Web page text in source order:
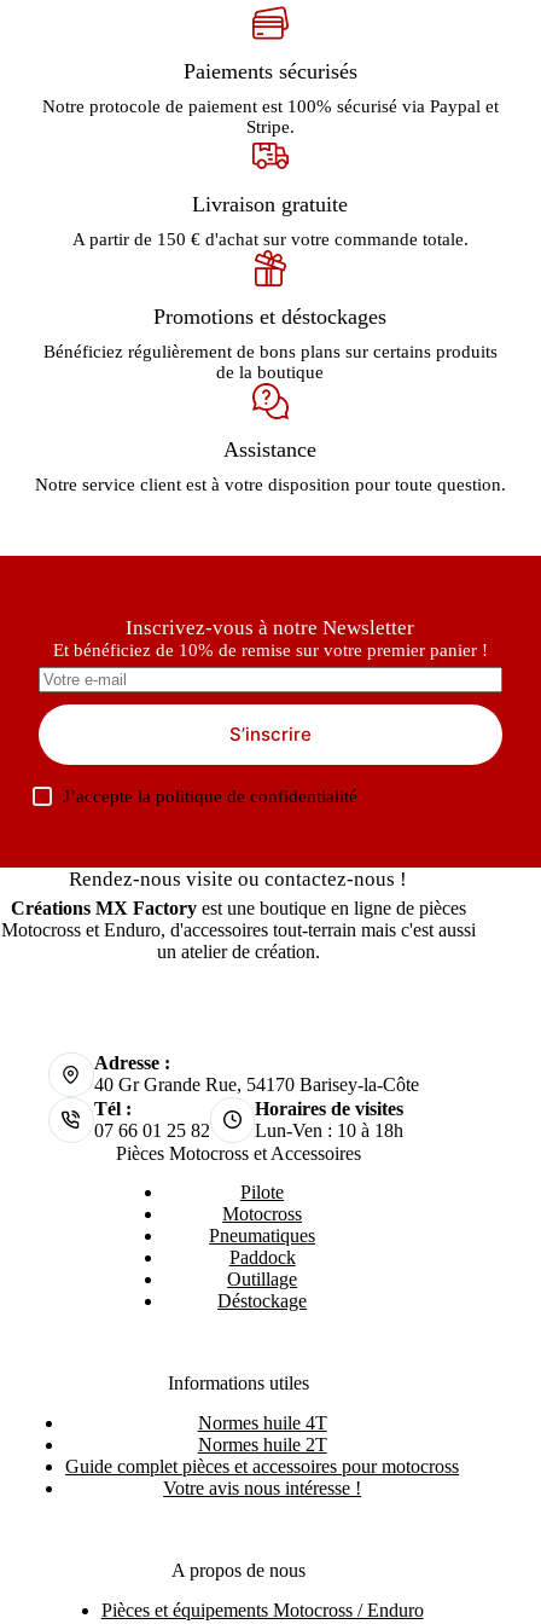
Paiements sécurisés
Notre protocole de paiement est 100% sécurisé via Paypal et
Stripe.
Livraison gratuite
A partir de 150 € d'achat sur votre commande totale.
Promotions et déstockages
Bénéficiez régulièrement de bons plans sur certains produits
de la boutique
Assistance
Notre service client est à votre disposition pour toute question.
Inscrivez-vous à notre Newsletter
Et bénéficiez de 10% de remise sur votre premier panier !
S’inscrire
J’accepte lapolitique de confidentialité
Rendez-nous visite ou contactez-nous !
Créations MX Factoryest une boutique en ligne de pièces
Motocross et Enduro, d'accessoires tout-terrain mais c'est aussi
un atelier de création.
Adresse :
40 Gr Grande Rue, 54170 Barisey-la-Côte
Tél :
07 66 01 25 82
Horaires de visites
Lun-Ven : 10 à 18h
Pièces Motocross et Accessoires
Pilote
Motocross
Pneumatiques
Paddock
Outillage
Déstockage
Informations utiles
Normes huile 4T
Normes huile 2T
Guide complet pièces et accessoires pour motocross
Votre avis nous intéresse !
A propos de nous
Pièces et équipements Motocross / Enduro